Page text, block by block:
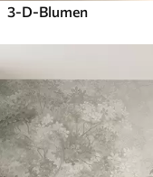
3-D-Blumen